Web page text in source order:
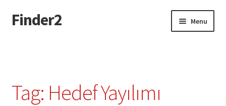
Skip
to
Skip
to
Finder2 Menu
Tag: Hedef Yayılımı